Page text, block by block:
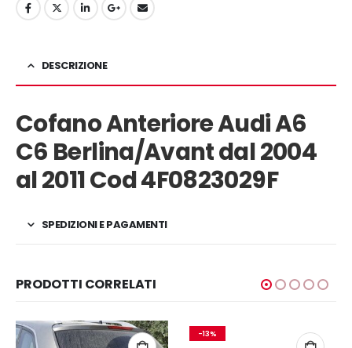
DESCRIZIONE
Cofano Anteriore Audi A6
C6 Berlina/Avant dal 2004
al 2011 Cod 4F0823029F
SPEDIZIONI E PAGAMENTI
PRODOTTI CORRELATI
-13%